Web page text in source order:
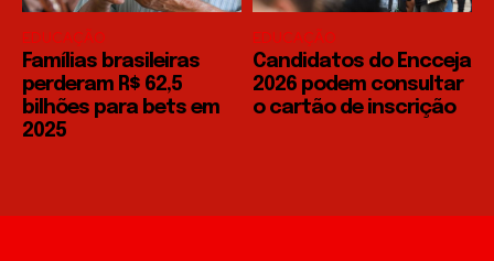
EDUCAÇÃO
Famílias brasileiras
perderam R$ 62,5
bilhões para bets em
2025
EDUCAÇÃO
Candidatos do Encceja
2026 podem consultar
o cartão de inscrição